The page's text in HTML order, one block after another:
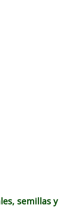
semillas y